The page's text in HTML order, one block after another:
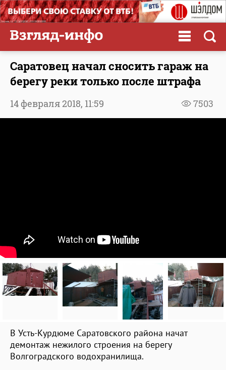
Саратовец начал сносить гараж на
берегу реки только после штрафа
7503
14 февраля 2018, 11:59
В Усть-Курдюме Саратовского района начат
демонтаж нежилого строения на берегу
Волгоградского водохранилища.